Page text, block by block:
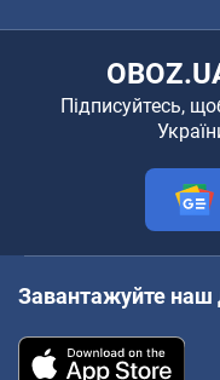
Підписуйтесь,
Завантажуйте наш